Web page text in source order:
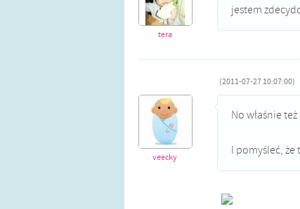
tera
jestem
(2011-07-27 10:07:00)
veecky
No właśnie
I pomyśleć, że